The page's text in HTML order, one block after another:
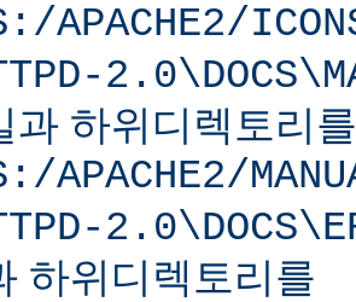
APACHE2/
과 하위디렉토리를
APACHE2/
하위디렉토리를